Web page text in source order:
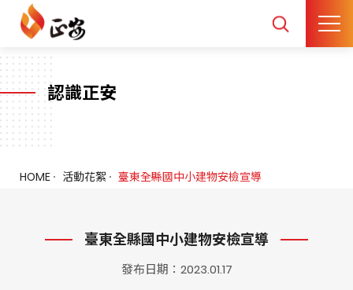
認識正安
HOME 活動花絮 臺東全縣國中小建物安檢宣導
臺東全縣國中小建物安檢宣導
發布日期：2023.01.17